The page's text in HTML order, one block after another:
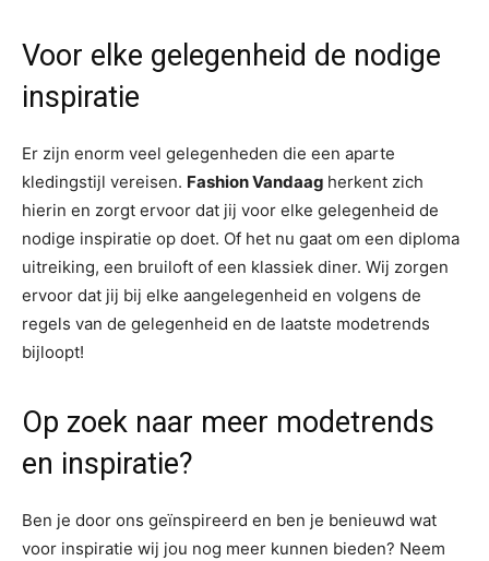
Voor elke gelegenheid de nodige
inspiratie
Er zijn enorm veel gelegenheden die een aparte
kledingstijl vereisen. Fashion Vandaag herkent zich
hierin en zorgt ervoor dat jij voor elke gelegenheid de
nodige inspiratie op doet. Of het nu gaat om een diploma
uitreiking, een bruiloft of een klassiek diner. Wij zorgen
ervoor dat jij bij elke aangelegenheid en volgens de
regels van de gelegenheid en de laatste modetrends
bijloopt!
Op zoek naar meer modetrends
en inspiratie?
Ben je door ons geïnspireerd en ben je benieuwd wat
voor inspiratie wij jou nog meer kunnen bieden? Neem